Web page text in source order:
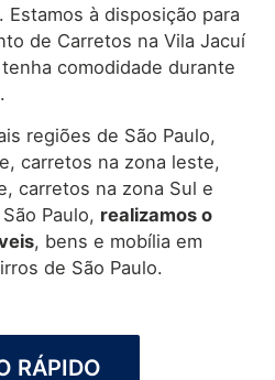
Estamos à disposição para
de Carretos na Vila Jacuí
comodidade durante
regiões de São Paulo,
carretos na zona leste,
carretos na zona Sul e
Paulo, realizamos o
, bens e mobília em
de São Paulo.
RÁPIDO